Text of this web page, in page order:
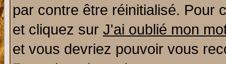
par contre être réinitialisé. Pour
et cliquez sur J'ai oublié mon
et vous devriez pouvoir vous